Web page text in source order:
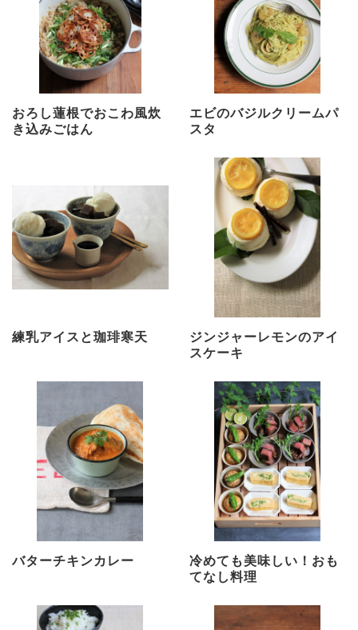
おろし蓮根でおこわ風炊
き込みごはん
エビのバジルクリームパ
スタ
練乳アイスと珈琲寒天
ジンジャーレモンのアイ
スケーキ
バターチキンカレー
冷めても美味しい！おも
てなし料理